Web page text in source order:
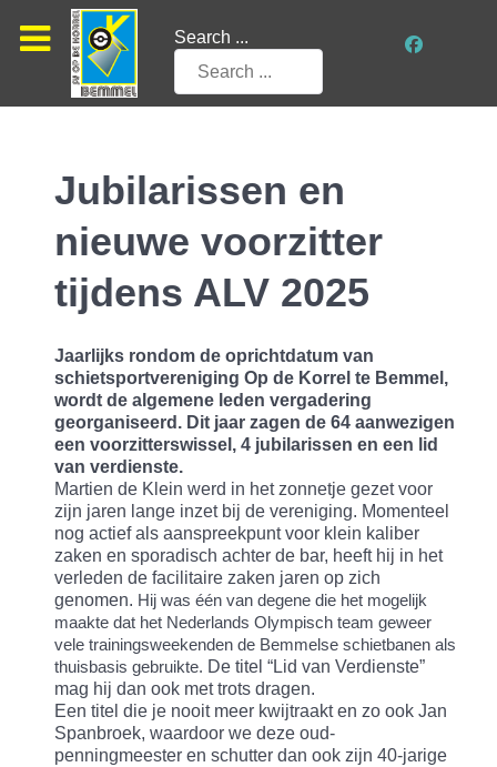
Search ...
Jubilarissen en
nieuwe voorzitter
tijdens ALV 2025
Jaarlijks rondom de oprichtdatum van
schietsportvereniging Op de Korrel te Bemmel,
wordt de algemene leden vergadering
georganiseerd. Dit jaar zagen de 64 aanwezigen
een voorzitterswissel, 4 jubilarissen en een lid
van verdienste.
Martien de Klein werd in het zonnetje gezet voor
zijn jaren lange inzet bij de vereniging. Momenteel
nog actief als aanspreekpunt voor klein kaliber
zaken en sporadisch achter de bar, heeft hij in het
verleden de facilitaire zaken jaren op zich
genomen. Hij was één van degene die het mogelijk
maakte dat het Nederlands Olympisch team geweer
vele trainingsweekenden de Bemmelse schietbanen als
thuisbasis gebruikte. De titel “Lid van Verdienste”
mag hij dan ook met trots dragen.
Een titel die je nooit meer kwijtraakt en zo ook Jan
Spanbroek, waardoor we deze oud-
penningmeester en schutter dan ook zijn 40-jarige